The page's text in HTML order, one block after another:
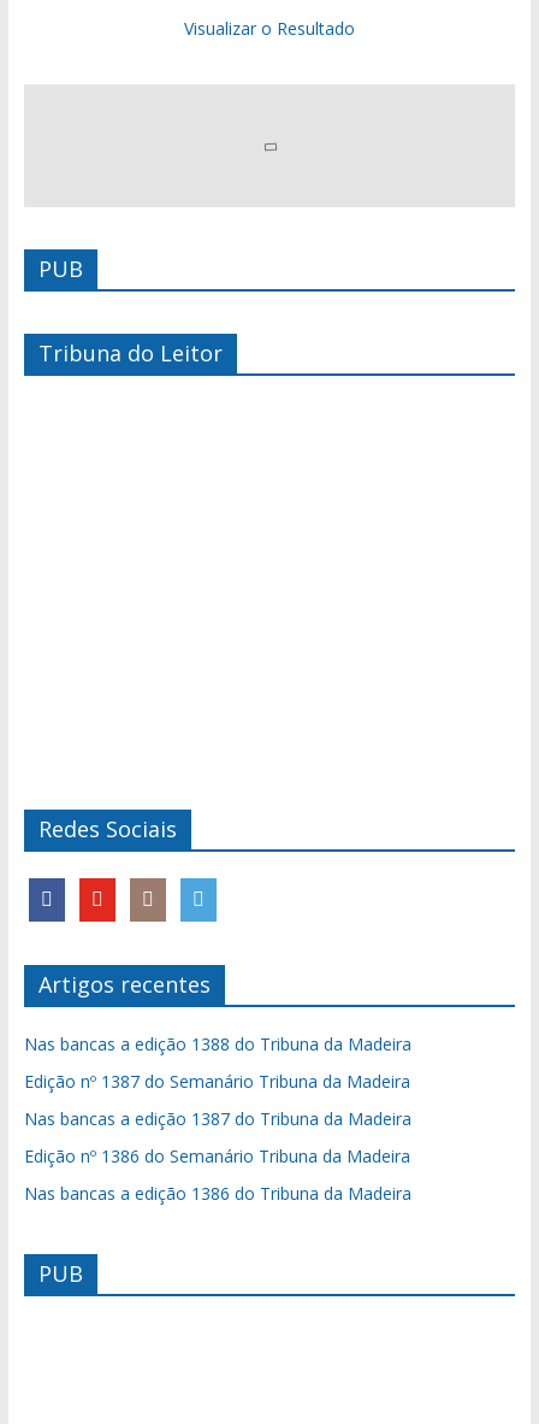
Visualizar o Resultado
PUB
Tribuna do Leitor
Redes Sociais
Artigos recentes
Nas bancas a edição 1388 do Tribuna da Madeira
Edição nº 1387 do Semanário Tribuna da Madeira
Nas bancas a edição 1387 do Tribuna da Madeira
Edição nº 1386 do Semanário Tribuna da Madeira
Nas bancas a edição 1386 do Tribuna da Madeira
PUB